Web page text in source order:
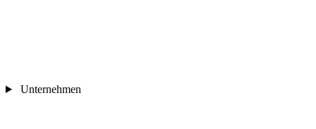
Unternehmen